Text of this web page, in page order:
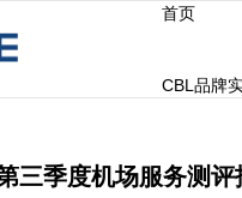
首页
CBL品牌
三季度机场服务测评